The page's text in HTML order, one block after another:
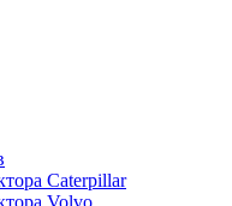
Caterpillar
Volvo